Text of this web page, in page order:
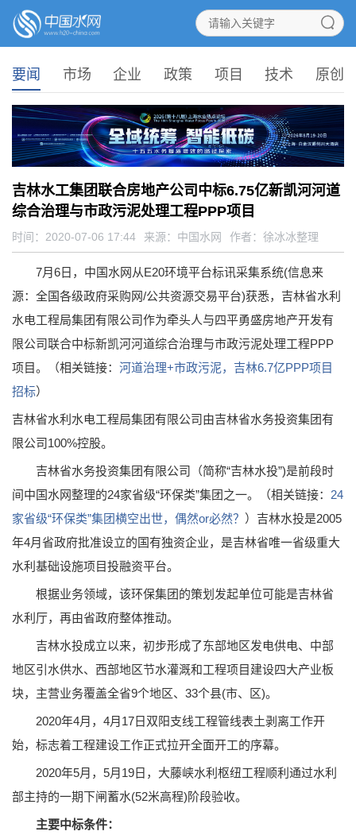
要闻 市场 企业 政策 项目 技术 原创
吉林水工集团联合房地产公司中标6.75亿新凯河河道
综合治理与市政污泥处理工程PPP项目
时间：2020-07-06 17:44 来源： 中国水网 作者：徐冰冰整理
7月6日，中国水网从E20环境平台标讯采集系统(信息来
源：全国各级政府采购网/公共资源交易平台)获悉，吉林省水利
水电工程局集团有限公司作为牵头人与四平勇盛房地产开发有
限公司联合中标新凯河河道综合治理与市政污泥处理工程PPP
项目。（相关链接： 河道治理+市政污泥，吉林6.7亿PPP项目
招标）
吉林省水利水电工程局集团有限公司由吉林省水务投资集团有
限公司100%控股。
吉林省水务投资集团有限公司（简称“吉林水投”)是前段时
间中国水网整理的24家省级“环保类”集团之一。（相关链接： 24
家省级“环保类”集团横空出世，偶然or必然？ ） 吉林水投是2005
年4月省政府批准设立的国有独资企业，是吉林省唯一省级重大
水利基础设施项目投融资平台。
根据业务领域，该环保集团的策划发起单位可能是吉林省
水利厅，再由省政府整体推动。
吉林水投成立以来，初步形成了东部地区发电供电、中部
地区引水供水、西部地区节水灌溉和工程项目建设四大产业板
块，主营业务覆盖全省9个地区、33个县(市、区)。
2020年4月，4月17日双阳支线工程管线表土剥离工作开
始，标志着工程建设工作正式拉开全面开工的序幕。
2020年5月，5月19日，大藤峡水利枢纽工程顺利通过水利
部主持的一期下闸蓄水(52米高程)阶段验收。
主要中标条件：